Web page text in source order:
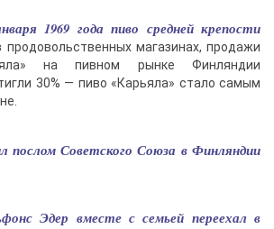
1969 года пиво средней крепости
продовольственных магазинах, продажи
на пивном рынке Финляндии
30% — пиво «Карьяла» стало самым
послом Советского Союза в Финляндии
Эдер вместе с семьей переехал в